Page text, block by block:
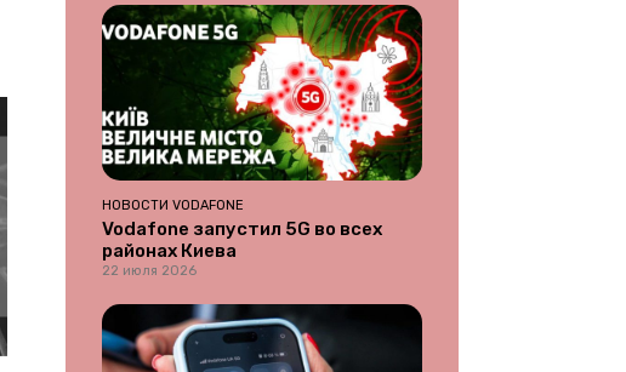
НОВОСТИ VODAFONE
Vodafone запустил 5G во всех
районах Киева
22 июля 2026